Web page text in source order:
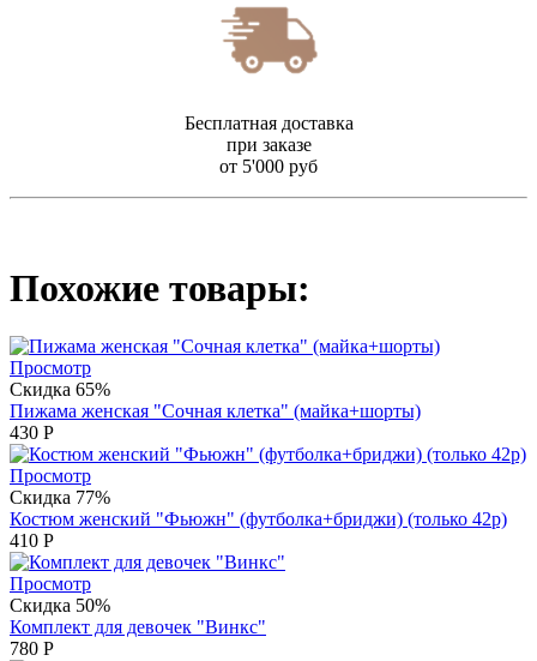
Бесплатная доставка
при заказе
от 5'000 руб
Похожие товары:
Просмотр
Скидка 65%
Пижама женская "Сочная клетка" (майка+шорты)
430 Р
Просмотр
Скидка 77%
Костюм женский "Фьюжн" (футболка+бриджи) (только 42р)
410 Р
Просмотр
Скидка 50%
Комплект для девочек "Винкс"
780 Р